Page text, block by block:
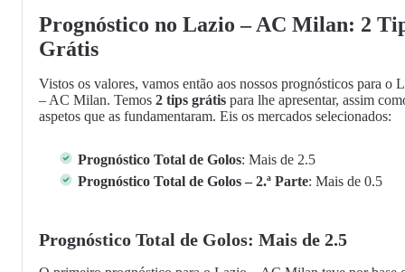
Prognóstico no Lazio – AC Milan: 2
Grátis
Vistos os valores, vamos então aos nossos prognósticos para o
– AC Milan. Temos 2 tips grátis para lhe apresentar, assim
aspetos que as fundamentaram. Eis os mercados selecionados:
Prognóstico Total de Golos: Mais de 2.5
Prognóstico Total de Golos – 2.ª Parte: Mais de 0.5
Prognóstico Total de Golos: Mais de 2.5